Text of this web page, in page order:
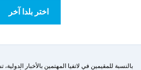
اختر بلدا آخر